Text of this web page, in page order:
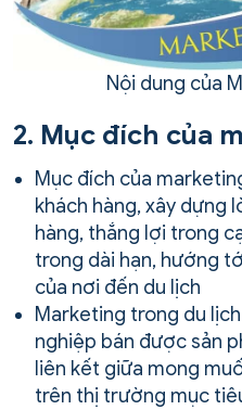
Nội dung của
2. Mục đích của
Mục đích của
khách hàng, xây dựng
hàng, thắng lợi trong
trong dài hạn, hướng
của nơi đến du lịch
Marketing trong du
nghiệp bán được sản
liên kết giữa mong
trên thị trường mục